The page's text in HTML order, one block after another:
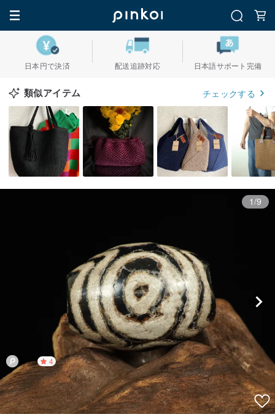
日本円で決済 配送追跡対応 日本語サポート完備
類似アイテム チェックする
1/9
4